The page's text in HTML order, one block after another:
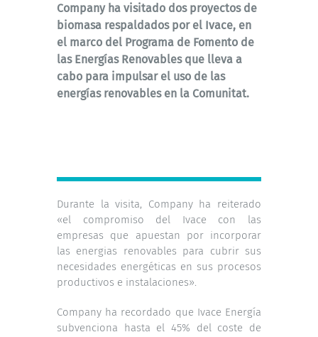
Company ha visitado dos proyectos de
biomasa respaldados por el Ivace, en
el marco del Programa de Fomento de
las Energías Renovables que lleva a
cabo para impulsar el uso de las
energías renovables en la Comunitat.
Durante la visita, Company ha reiterado
«el compromiso del Ivace con las
empresas que apuestan por incorporar
las energias renovables para cubrir sus
necesidades energéticas en sus procesos
productivos e instalaciones».
Company ha recordado que Ivace Energía
subvenciona hasta el 45% del coste de